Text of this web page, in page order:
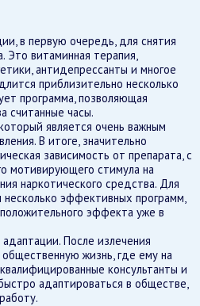
в первую очередь, для снятия
Это витаминная терапия,
антидепрессанты и многое
приблизительно несколько
программа, позволяющая
считанные часы.
который является очень важным
В итоге, значительно
зависимость от препарата, с
мотивирующего стимула на
наркотического средства. Для
эффективных программ,
эффекта уже в
После излечения
жизнь, где ему на
консультанты и
адаптироваться в обществе,